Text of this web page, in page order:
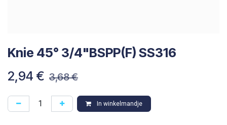
Knie 45° 3/4"BSPP(F) SS316
2,94 € 3,68€
In winkelmandje